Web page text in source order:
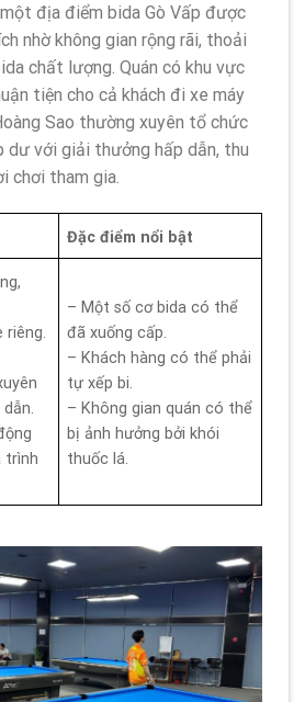
địa điểm bida Gò Vấp được
nhờ không gian rộng rãi, thoải
chất lượng. Quán có khu vực
tiện cho cả khách đi xe máy
Sao thường xuyên tổ chức
dư với giải thưởng hấp dẫn, thu
chơi tham gia.
Đặc điểm nổi bật
riêng.
trình
– Một số cơ bida có thể
đã xuống cấp.
– Khách hàng có thể phải
tự xếp bi.
– Không gian quán có thể
bị ảnh hưởng bởi khói
thuốc lá.